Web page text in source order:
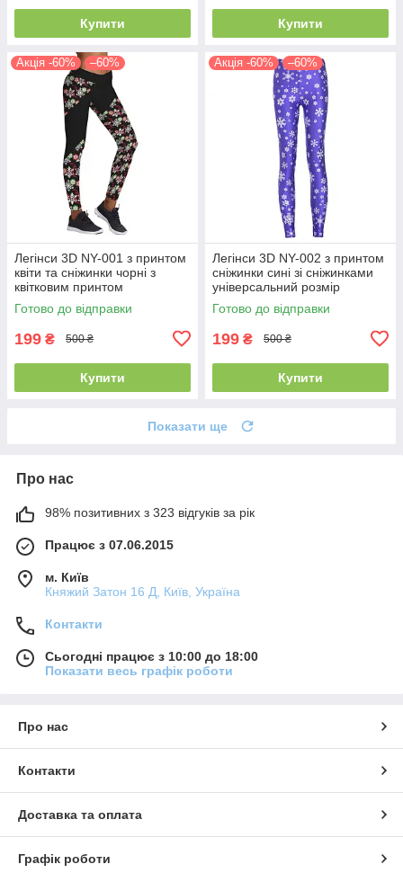
Купити Купити
Акція -60% –60%
Легінси 3D NY-001 з принтом
квіти та сніжинки чорні з
квітковим принтом
універсальний розмір
Готово до відправки
199 ₴ 500 ₴
Купити
Акція -60% –60%
Легінси 3D NY-002 з принтом
сніжинки сині зі сніжинками
універсальний розмір
Готово до відправки
199 ₴ 500 ₴
Купити
Показати ще
Про нас
98% позитивних з 323 відгуків за рік
Працює з 07.06.2015
м. Київ
Княжий Затон 16 Д, Київ, Україна
Контакти
Сьогодні працює з 10:00 до 18:00
Показати весь графік роботи
Про нас
Контакти
Доставка та оплата
Графік роботи